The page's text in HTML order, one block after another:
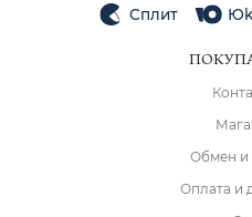
Сплит
Обмен и
Оплата и